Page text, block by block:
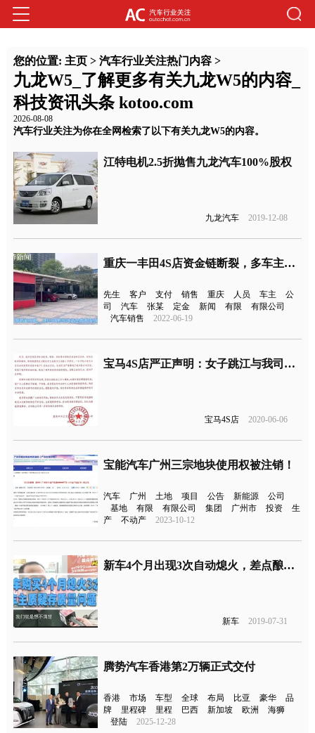
您的位置: 主页> 汽车行业关注热门内容>
九龙W5_了解更多有关九龙W5的内容_
科技资讯头条 kotoo.com
2026-08-08
汽车行业关注为你在全网检索了以下有关九龙W5的内容。
江特电机2.5折抛售九龙汽车100%股权
九龙汽车 2019-12-08
重庆一丰田4S店资金链断裂，多车主无法提车
先生 客户 支付 销售 重庆 人员 车主
公
司
汽车 张某 定金 新闻 有限
有限公司
汽车销售
2022-06-19
宝马4S店严正声明：女子跳江与我司无任何关系
宝马4S店 2020-06-06
宝能汽车广州三宗地块使用权被注销！
汽车 广州 土地 项目 公告 新能源
公司
基地
有限 有限公司 集团 广州市 投资
生
产
不动产 2023-10-12
新车4个月出现3次自动熄火，差点酿成大祸
新车 2019-07-31
腾势汽车香港第2万辆正式交付
香港 市场 车型 全球 布局 比亚 豪华
品
牌
里程碑 里程 巴西 新加坡 欧洲
海狮
登陆
2025-12-28